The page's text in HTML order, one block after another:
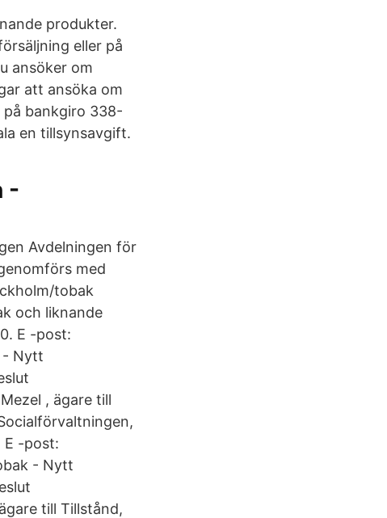
produkter.
eller på
ansöker om
att ansöka om
bankgiro 338-
en tillsynsavgift.
-
Avdelningen för
med
tobak
och liknande
E -post:
- Nytt
, ägare till
E -post:
- Nytt
till Tillstånd,